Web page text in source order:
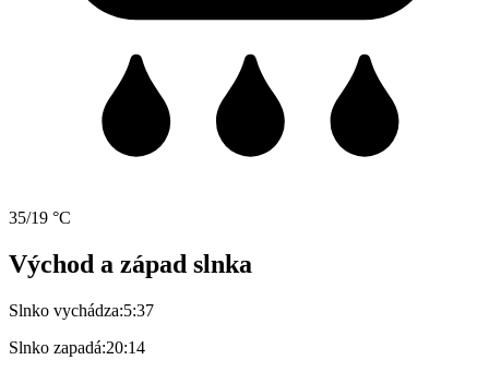
35/19 °C
Východ a západ slnka
Slnko vychádza:5:37
Slnko zapadá:20:14